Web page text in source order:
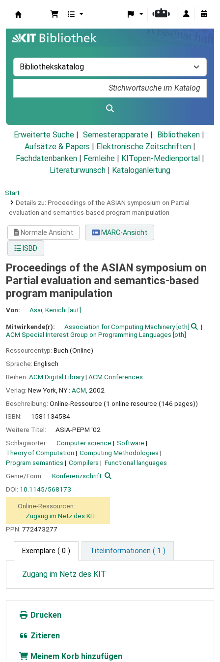
Erweiterte Suche Semesterapparate
Bibliotheken
Aufsätze & Papers
Elektronische Zeitschriften
Fachdatenbanken
Fernleihe KITopen-Medienportal
Literaturwunsch
Kataloganleitung
Start
Details zu: Proceedings of the ASIAN symposium on Partial
evaluation and semantics-based program manipulation
Normale Ansicht
MARC-Ansicht
ISBD
Proceedings of the ASIAN symposium on
Partial evaluation and semantics-based
program manipulation
Von: Asai, Kenichi[aut]
Mitwirkende(r): Association for Computing Machinery[oth]
ACM Special Interest Group on Programming Languages [oth]
Ressourcentyp: Buch (Online)
Sprache: Englisch
Reihen: ACM Digital Library| ACM Conferences
Verlag: New York, NY : ACM, 2002
Beschreibung: Online-Ressource (1 online resource (146 pages))
ISBN:
1581134584
Weitere Titel:
ASIA-PEPM '02
Schlagwörter:
Computer science
Software
Theory of Computation
Computing Methodologies
Program semantics
Compilers
Functional languages
Genre/Form:
Konferenzschrift
DOI: 10.1145/568173
Online-Ressourcen:
Zugang im Netz des KIT
PPN: 772473277
Exemplare ( 0 ) Titelinformationen ( 1 )
Zugang im Netz des KIT
Drucken
Zitieren
Meinem Korb hinzufügen